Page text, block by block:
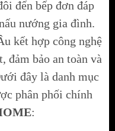
đến bếp đơn đáp
nướng gia đình.
kết hợp công nghệ
đảm bảo an toàn và
đây là danh mục
phân phối chính
: